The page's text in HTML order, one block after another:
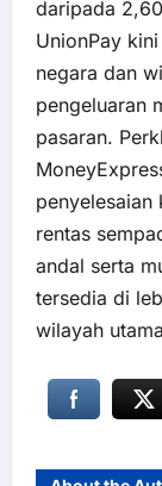
daripada
UnionPay
negara dan
pengeluaran
pasaran.
penyelesaian
rentas
andal serta
tersedia di
wilayah